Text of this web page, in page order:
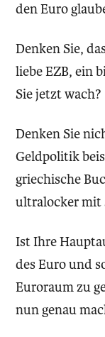
den Euro
Denken Sie,
liebe EZB, ein
Sie jetzt wach?
Denken Sie
Geldpolitik
griechische
ultralocker mit
Ist Ihre
des Euro und
Euroraum zu
nun genau